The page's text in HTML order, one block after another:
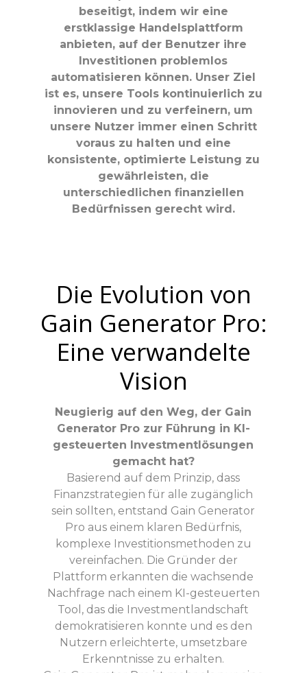
beseitigt, indem wir eine
erstklassige Handelsplattform
anbieten, auf der Benutzer ihre
Investitionen problemlos
automatisieren können. Unser Ziel
ist es, unsere Tools kontinuierlich zu
innovieren und zu verfeinern, um
unsere Nutzer immer einen Schritt
voraus zu halten und eine
konsistente, optimierte Leistung zu
gewährleisten, die
unterschiedlichen finanziellen
Bedürfnissen gerecht wird.
Die Evolution von
Gain Generator Pro:
Eine verwandelte
Vision
Neugierig auf den Weg, der Gain
Generator Pro zur Führung in KI-
gesteuerten Investmentlösungen
gemacht hat?
Basierend auf dem Prinzip, dass
Finanzstrategien für alle zugänglich
sein sollten, entstand Gain Generator
Pro aus einem klaren Bedürfnis,
komplexe Investitionsmethoden zu
vereinfachen. Die Gründer der
Plattform erkannten die wachsende
Nachfrage nach einem KI-gesteuerten
Tool, das die Investmentlandschaft
demokratisieren konnte und es den
Nutzern erleichterte, umsetzbare
Erkenntnisse zu erhalten.